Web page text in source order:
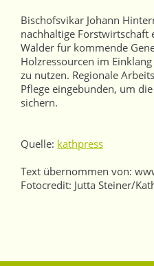
Bischofsvikar Johann
nachhaltige Forstwirtschaft
Wälder für kommende
Holzressourcen im
zu nutzen. Regionale
Pflege eingebunden, um
sichern.
Quelle: kathpress
Text übernommen von:
Fotocredit: Jutta Steiner/